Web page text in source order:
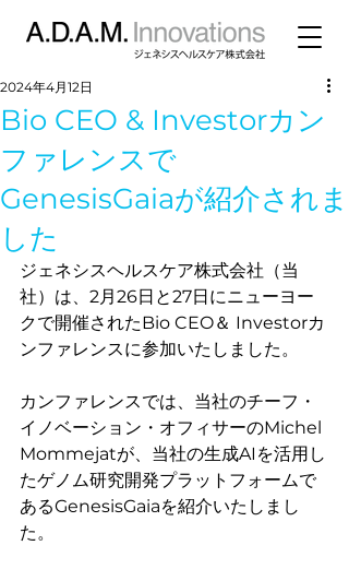
Bio CEO & Investorカン
ファレンスで
GenesisGaiaが紹介されま
した
2024年4月12日
ジェネシスヘルスケア株式会社（当
社）は、2月26日と27日にニューヨー
クで開催されたBio CEO＆ Investorカ
ンファレンスに参加いたしました。
カンファレンスでは、当社のチーフ・
イノベーション・オフィサーのMichel
Mommejatが、当社の生成AIを活用し
たゲノム研究開発プラットフォームで
あるGenesisGaiaを紹介いたしまし
た。